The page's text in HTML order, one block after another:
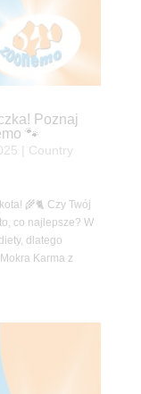
Poznaj
🐾
Country
🌾🐈 Czy Twój
co najlepsze? W
dlatego
Karma z